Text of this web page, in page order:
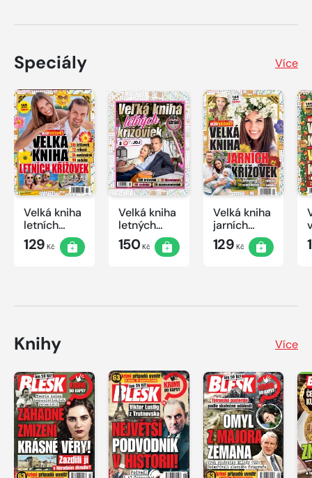
Speciály Více
Velká kniha
letních
křížovek
2026
129 Kč
Velká kniha
letných
krížoviek s
TV JOJ
150Kč
Velká kniha
jarních
křížovek
2026
129 Kč
Knihy Více